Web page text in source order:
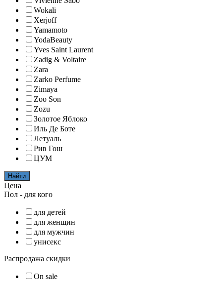
Wokali
Xerjoff
Yamamoto
YodaBeauty
Yves Saint Laurent
Zadig & Voltaire
Zara
Zarko Perfume
Zimaya
Zoo Son
Zozu
Золотое Яблоко
Иль Де Боте
Летуаль
Рив Гош
ЦУМ
Найти
Цена
Пол - для кого
для детей
для женщин
для мужчин
унисекс
Распродажа скидки
On sale